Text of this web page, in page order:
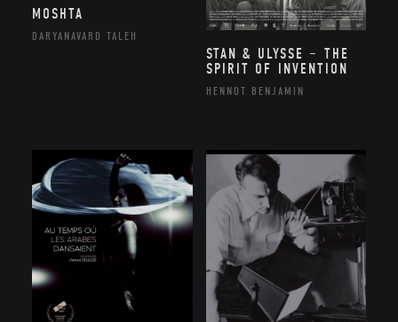
MOSHTA
DARYANAVARD TALEH
STAN & ULYSSE – THE
SPIRIT OF INVENTION
HENNOT BENJAMIN